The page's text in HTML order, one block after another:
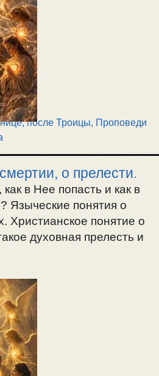
после Троицы, Проповеди
о прелести.
в Нее попасть и как в
Языческие понятия о
Христианское понятие о
духовная прелесть и